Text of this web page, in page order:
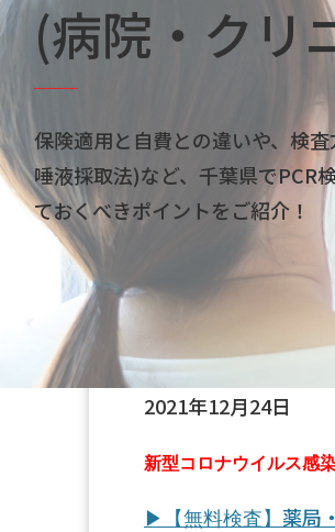
(病院・クリ
保険適用と自費との違いや、検
唾液採取法)など、千葉県でPCR
ておくべきポイントをご紹介！
2021年12月24日
新型コロナウイルス感
▶【無料検査】 薬局